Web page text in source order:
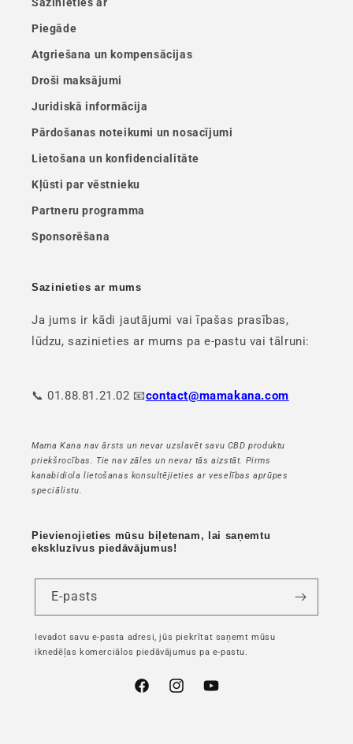
Sazinieties ar
Piegāde
Atgriešana un kompensācijas
Droši maksājumi
Juridiskā informācija
Pārdošanas noteikumi un nosacījumi
Lietošana un konfidencialitāte
Kļūsti par vēstnieku
Partneru programma
Sponsorēšana
Sazinieties ar mums
Ja jums ir kādi jautājumi vai īpašas prasības,
lūdzu, sazinieties ar mums pa e-pastu vai tālruni:
📞 01.88.81.21.02 📧contact@mamakana.com
Mama Kana nav ārsts un nevar uzslavēt savu CBD produktu
priekšrocības. Tie nav zāles un nevar tās aizstāt. Pirms
kanabidiola lietošanas konsultējieties ar veselības aprūpes
speciālistu.
Pievienojieties mūsu biļetenam, lai saņemtu
ekskluzīvus piedāvājumus!
E-pasts
Ievadot savu e-pasta adresi, jūs piekrītat saņemt mūsu
iknedēļas komerciālos piedāvājumus pa e-pastu.
FacebookInstagramYouTube